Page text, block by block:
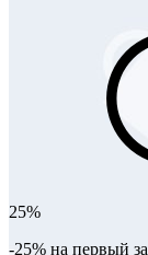
25%
-25% на первый